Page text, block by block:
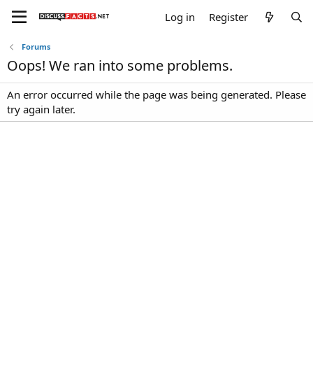
Log in Register
Forums
Oops! We ran into some problems.
An error occurred while the page was being generated. Please
try again later.